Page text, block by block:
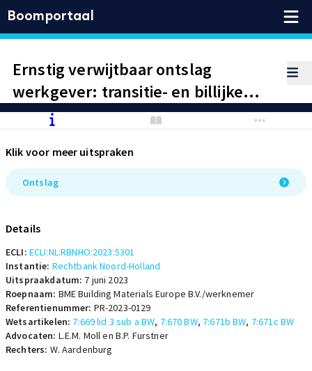
Boomportaal
Ernstig verwijtbaar ontslag
werkgever: transitie- en billijke
vergoeding
Klik voor meer uitspraken
Ontslag
Details
ECLI: ECLI:NL:RBNHO:2023:5301
Instantie: Rechtbank Noord-Holland
Uitspraakdatum: 7 juni 2023
Roepnaam: BME Building Materials Europe B.V./werknemer
Referentienummer: PR-2023-0129
Wetsartikelen: 7:669 lid 3 sub a BW, 7:670 BW, 7:671b BW, 7:671c BW
Advocaten: L.E.M. Moll en B.P. Furstner
Rechters: W. Aardenburg